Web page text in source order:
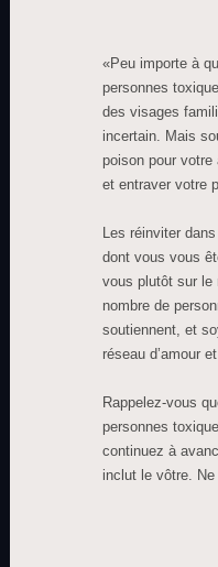
«Peu importe à
personnes
des visages
incertain. Mais
poison pour
et entraver votre
Les réinviter
dont vous vous
vous plutôt sur le
nombre de
soutiennent, et
réseau d’amour
Rappelez-vous
personnes
continuez à
inclut le vôtre.